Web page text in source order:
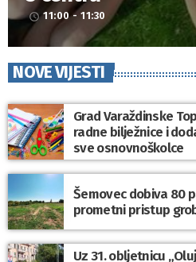
access_time 11:00 - 11:30
NOVE VIJESTI
Grad Varaždinske
radne bilježnice i
sve osnovnoškolce
Šemovec dobiva 80
prometni pristup
Uz 31. obljetnicu